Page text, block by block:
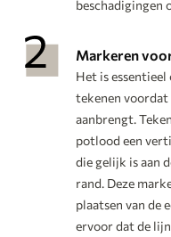
beschadigingen
Markeren
Het is
tekenen voordat
aanbrengt.
potlood een
die gelijk is aan
rand. Deze
plaatsen van de
ervoor dat de